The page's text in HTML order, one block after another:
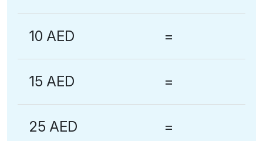
10 AED =
15 AED =
25 AED =